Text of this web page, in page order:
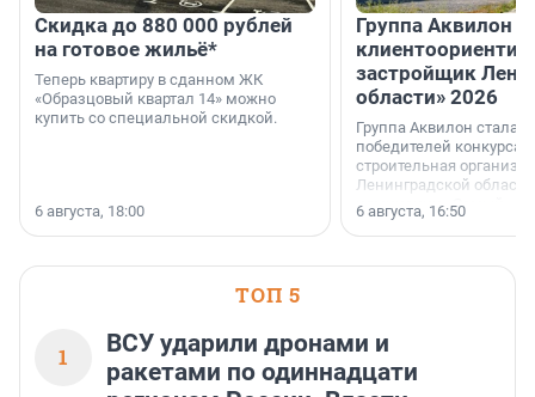
Скидка до 880 000 рублей
на готовое жильё*
Теперь квартиру в сданном ЖК
«Образцовый квартал 14» можно
купить со специальной скидкой.
6 августа, 18:00
Группа Аквилон
застройщик
области» 2026
Группа Аквилон стала
победителей конкурса
строительная
Ленинградской области
номинации «Самый
застройщик
области».
6 августа, 16:50
ТОП 5
1
ВСУ ударили дронами и
ракетами по одиннадцати